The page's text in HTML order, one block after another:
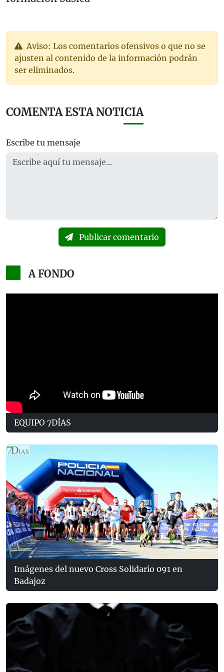
Aviso: Los comentarios ofensivos o que no se
ajusten al contenido de la información podrán
ser eliminados.
COMENTA ESTA NOTICIA
Escribe tu mensaje
Publicar comentario
A FONDO
EQUIPO 7DÍAS
Imágenes del nuevo Cross Solidario 091 en
Badajoz